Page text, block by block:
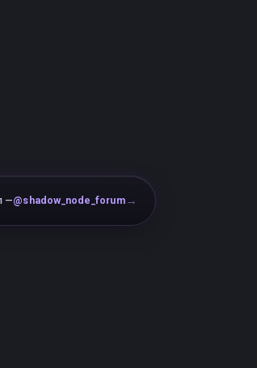
—@shadow_node_forum→